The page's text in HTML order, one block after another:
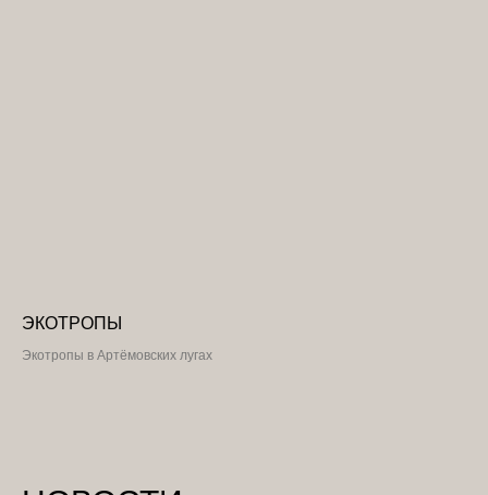
ЭКОТРОПЫ
Экотропы в Артёмовских лугах